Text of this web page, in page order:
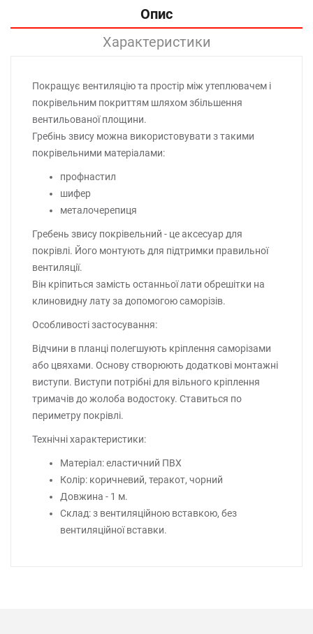
Опис
Характеристики
Покращує вентиляцію та простір між утеплювачем і
покрівельним покриттям шляхом збільшення
вентильованої площини.
Гребінь звису можна використовувати з такими
покрівельними матеріалами:
профнастил
шифер
металочерепиця
Гребень звису покрівельний - це аксесуар для
покрівлі. Його монтують для підтримки правильної
вентиляції.
Він кріпиться замість останньої лати обрешітки на
клиновидну лату за допомогою саморізів.
Особливості застосування:
Відчини в планці полегшують кріплення саморізами
або цвяхами. Основу створюють додаткові монтажні
виступи. Виступи потрібні для вільного кріплення
тримачів до жолоба водостоку. Ставиться по
периметру покрівлі.
Технічні характеристики:
Матеріал: еластичний ПВХ
Колір: коричневий, теракот, чорний
Довжина - 1 м.
Склад: з вентиляційною вставкою, без
вентиляційної вставки.